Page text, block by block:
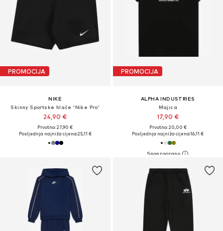
PROMOCIJA
NIKE
Skinny Sportske hlače 'Nike Pro'
24,90 €
Prvotno: 27,90 €
Posljednja najniža cijena:25,11 €
PROMOCIJA
ALPHA INDUSTRIES
Majica
17,90 €
Prvotno: 20,00 €
Posljednja najniža cijena:16,11 €